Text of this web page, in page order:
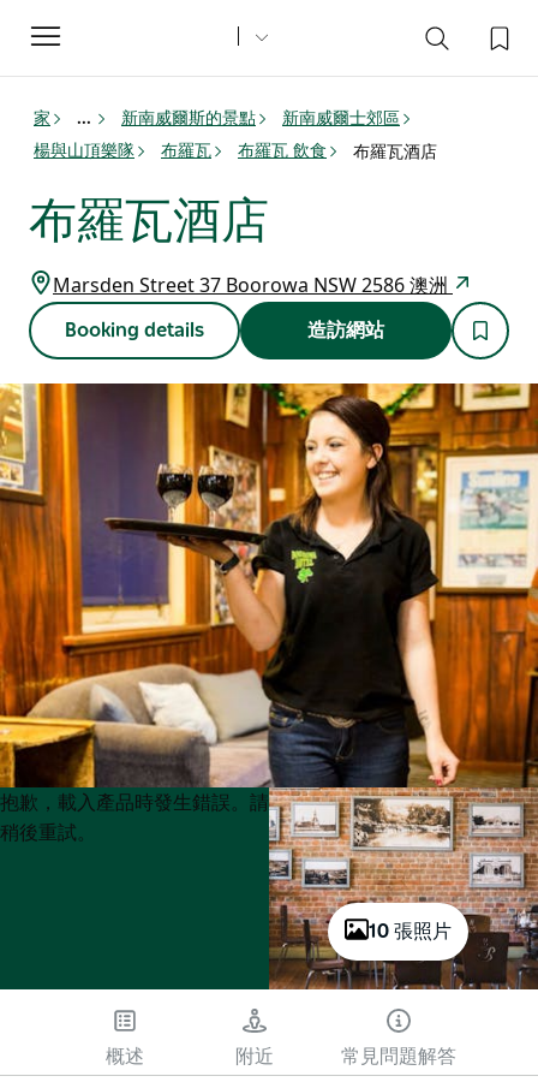
Toggle
navigation
家 ... 新南威爾斯的景點
新南威爾士郊區
楊與山頂樂隊
布羅瓦 布羅瓦 飲食 布羅瓦酒店
布羅瓦酒店
Marsden Street 37 Boorowa NSW 2586 澳洲
Booking details 造訪網站
10 張照片
Product
List
Product
List
抱歉，載入產品時發生錯誤。請
稍後重試。
概述 附近 常見問題解答